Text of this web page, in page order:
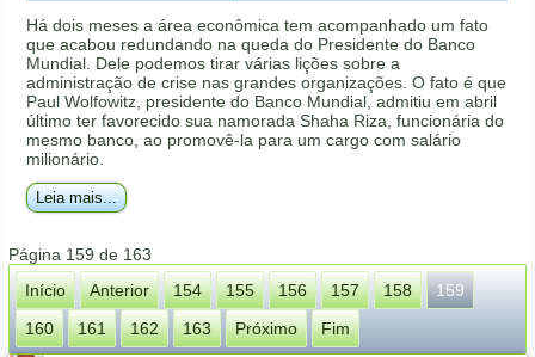
Há dois meses a área econômica tem acompanhado um fato
que acabou redundando na queda do Presidente do Banco
Mundial. Dele podemos tirar várias lições sobre a
administração de crise nas grandes organizações. O fato é que
Paul Wolfowitz, presidente do Banco Mundial, admitiu em abril
último ter favorecido sua namorada Shaha Riza, funcionária do
mesmo banco, ao promovê-la para um cargo com salário
milionário.
Leia mais...
Página 159 de 163
Início
Anterior 154 155 156 157 158
159
160
161 162 163 Próximo Fim